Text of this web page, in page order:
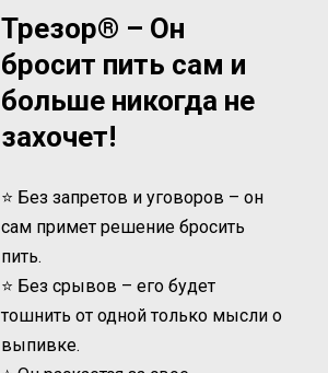
Трезор® – Он
бросит пить сам и
больше никогда не
захочет!
⭐ Без запретов и уговоров – он
сам примет решение бросить
пить.
⭐ Без срывов – его будет
тошнить от одной только мысли о
выпивке.